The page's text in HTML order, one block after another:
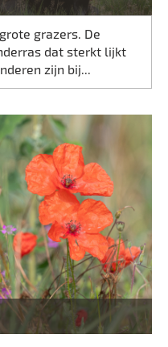
grazers. De
dat sterkt lijkt
zijn bij...